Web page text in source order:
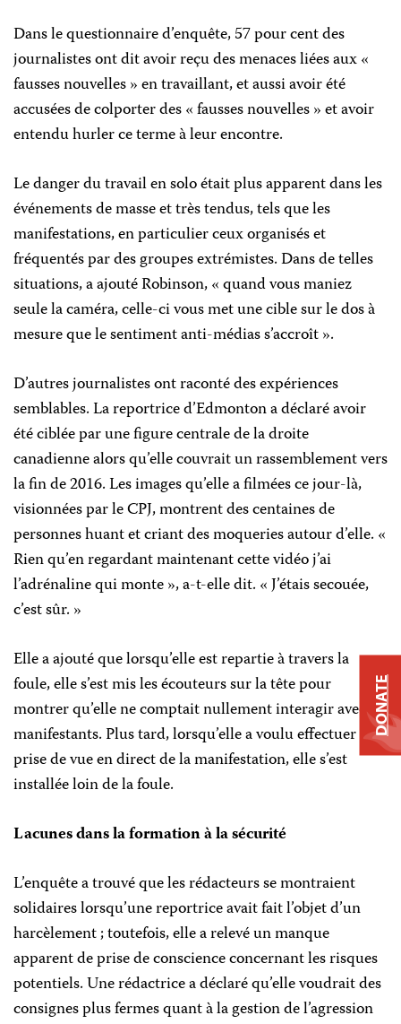
Dans le questionnaire d’enquête, 57 pour cent des
journalistes ont dit avoir reçu des menaces liées aux «
fausses nouvelles » en travaillant, et aussi avoir été
accusées de colporter des « fausses nouvelles » et avoir
entendu hurler ce terme à leur encontre.
Le danger du travail en solo était plus apparent dans les
événements de masse et très tendus, tels que les
manifestations, en particulier ceux organisés et
fréquentés par des groupes extrémistes. Dans de telles
situations, a ajouté Robinson, « quand vous maniez
seule la caméra, celle-ci vous met une cible sur le dos à
mesure que le sentiment anti-médias s’accroît ».
D’autres journalistes ont raconté des expériences
semblables. La reportrice d’Edmonton a déclaré avoir
été ciblée par une figure centrale de la droite
canadienne alors qu’elle couvrait un rassemblement vers
la fin de 2016. Les images qu’elle a filmées ce jour-là,
visionnées par le CPJ, montrent des centaines de
personnes huant et criant des moqueries autour d’elle. «
Rien qu’en regardant maintenant cette vidéo j’ai
l’adrénaline qui monte », a-t-elle dit. « J’étais secouée,
c’est sûr. »
Elle a ajouté que lorsqu’elle est repartie à travers la
foule, elle s’est mis les écouteurs sur la tête pour
montrer qu’elle ne comptait nullement interagir avec les
manifestants. Plus tard, lorsqu’elle a voulu effectuer une
prise de vue en direct de la manifestation, elle s’est
installée loin de la foule.
Lacunes dans la formation à la sécurité
L’enquête a trouvé que les rédacteurs se montraient
solidaires lorsqu’une reportrice avait fait l’objet d’un
harcèlement ; toutefois, elle a relevé un manque
apparent de prise de conscience concernant les risques
potentiels. Une rédactrice a déclaré qu’elle voudrait des
consignes plus fermes quant à la gestion de l’agression
DONATE